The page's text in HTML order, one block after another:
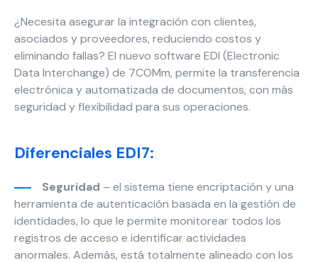
¿Necesita asegurar la integración con clientes,
asociados y proveedores, reduciendo costos y
eliminando fallas? El nuevo software EDI (Electronic
Data Interchange) de 7COMm, permite la transferencia
electrónica y automatizada de documentos, con más
seguridad y flexibilidad para sus operaciones.
Diferenciales EDI7:
Seguridad – el sistema tiene encriptación y una
herramienta de autenticación basada en la gestión de
identidades, lo que le permite monitorear todos los
registros de acceso e identificar actividades
anormales. Además, está totalmente alineado con los
Estadísticas
Para que
podamos
mejorar la
funcionalidad
de la web, en
base a cómo
web.
Experiencia
Para que